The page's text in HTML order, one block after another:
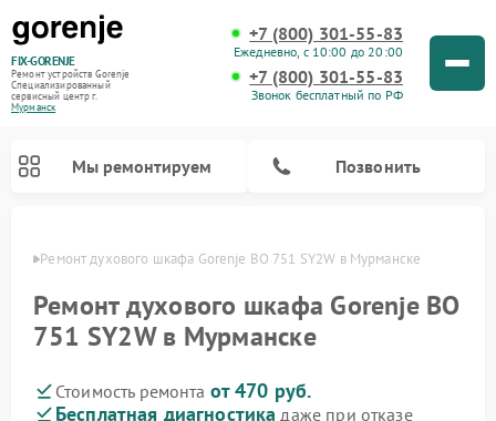
FIX-GORENJE
Ремонт устройств Gorenje
Специализированный
cервисный центр г.
Мурманск
+7 (800) 301-55-83
Ежедневно, с 10:00 до 20:00
+7 (800) 301-55-83
Звонок бесплатный по РФ
Мы ремонтируем Позвонить
Ремонт духового шкафа Gorenje BO 751 SY2W в Мурманске
Ремонт духового шкафа Gorenje BO
751 SY2W в Мурманске
Стоимость ремонта от 470 руб.
Бесплатная диагностика даже при отказе